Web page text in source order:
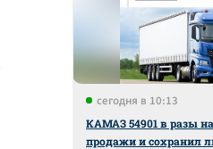
сегодня в 10:13
КАМАЗ 54901 в разы
продажи и сохранил